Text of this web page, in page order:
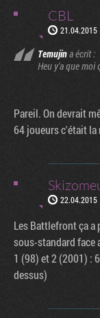
CBL
21.04.2015
Temujina écrit :
Heu y'a que moi
Pareil. On devrait
64 joueurs c'était la
22.04.2015
Les Battlefront ça a
sous-standard face
1 (98) et 2 (2001) :
dessus)